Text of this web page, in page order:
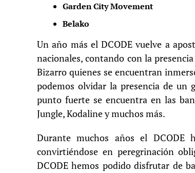
Garden City Movement
Belako
Un año más el DCODE vuelve a
nacionales, contando con la
Bizarro quienes se encuentran
podemos olvidar la presencia de un
punto fuerte se encuentra en las
Jungle, Kodaline y muchos más.
Durante muchos años el DCODE
convirtiéndose en peregrinación
DCODE hemos podido disfrutar de